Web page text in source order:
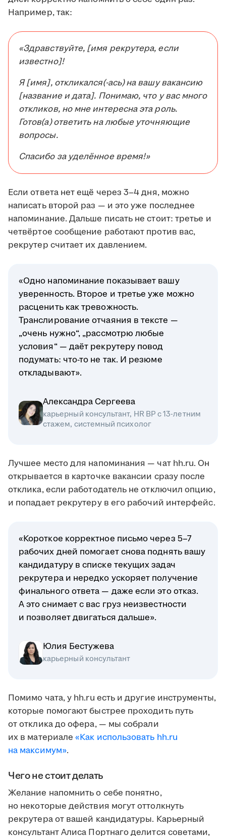
Например, так:
«Здравствуйте, [имя рекрутера, если
известно]!
Я [имя], откликался(-ась) на вашу вакансию
[название и дата]. Понимаю, что у вас много
откликов, но мне интересна эта роль.
Готов(а) ответить на любые уточняющие
вопросы.
Спасибо за уделённое время!»
Если ответа нет ещё через 3–4 дня, можно
написать второй раз — и это уже последнее
напоминание. Дальше писать не стоит: третье и
четвёртое сообщение работают против вас,
рекрутер считает их давлением.
«Одно напоминание показывает вашу
уверенность. Второе и третье уже можно
расценить как тревожность.
Транслирование отчаяния в тексте —
„очень нужно“, „рассмотрю любые
условия“ — даёт рекрутеру повод
подумать: что-то не так. И резюме
откладывают».
Александра Сергеева
карьерный консультант, HR BP с 13-летним
стажем, системный психолог
Лучшее место для напоминания — чат hh.ru. Он
открывается в карточке вакансии сразу после
отклика, если работодатель не отключил опцию,
и попадает рекрутеру в его рабочий интерфейс.
«Короткое корректное письмо через 5–7
рабочих дней помогает снова поднять вашу
кандидатуру в списке текущих задач
рекрутера и нередко ускоряет получение
финального ответа — даже если это отказ.
А это снимает с вас груз неизвестности
и позволяет двигаться дальше».
Юлия Бестужева
карьерный консультант
Помимо чата, у hh.ru есть и другие инструменты,
которые помогают быстрее проходить путь
от отклика до офера, — мы собрали
их в материале«Как использовать hh.ru
на максимум».
Чего не стоит делать
Желание напомнить о себе понятно,
но некоторые действия могут оттолкнуть
рекрутера от вашей кандидатуры. Карьерный
консультант Алиса Портнаго делится советами,